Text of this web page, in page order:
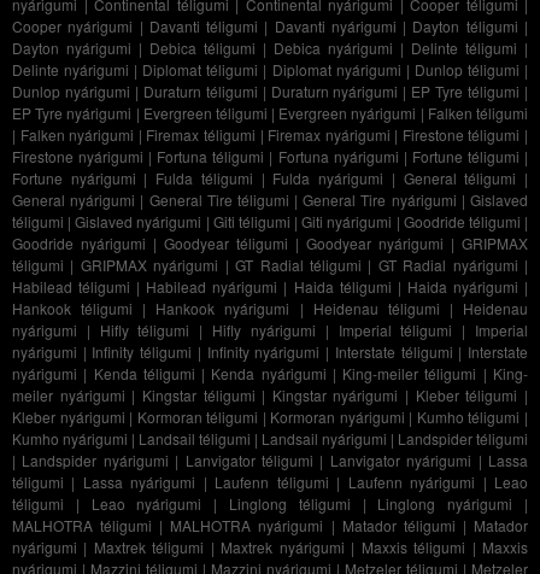
Cooper nyárigumi | Davanti téligumi | Davanti nyárigumi | Dayton téligumi |
Dayton nyárigumi | Debica téligumi | Debica nyárigumi | Delinte téligumi |
Delinte nyárigumi | Diplomat téligumi | Diplomat nyárigumi | Dunlop téligumi |
Dunlop nyárigumi | Duraturn téligumi | Duraturn nyárigumi | EP Tyre téligumi |
EP Tyre nyárigumi | Evergreen téligumi | Evergreen nyárigumi | Falken téligumi
| Falken nyárigumi | Firemax téligumi | Firemax nyárigumi | Firestone téligumi |
Firestone nyárigumi | Fortuna téligumi | Fortuna nyárigumi | Fortune téligumi |
Fortune nyárigumi | Fulda téligumi | Fulda nyárigumi | General téligumi |
General nyárigumi | General Tire téligumi |General Tire nyárigumi |Gislaved
téligumi |Gislaved nyárigumi | Giti téligumi |Giti nyárigumi | Goodride téligumi |
Goodride nyárigumi | Goodyear téligumi | Goodyear nyárigumi | GRIPMAX
téligumi | GRIPMAX nyárigumi |GT Radial téligumi | GT Radial nyárigumi |
Habilead téligumi | Habilead nyárigumi | Haida téligumi | Haida nyárigumi |
Hankook téligumi | Hankook nyárigumi | Heidenau téligumi | Heidenau
nyárigumi | Hifly téligumi | Hifly nyárigumi | Imperial téligumi | Imperial
nyárigumi | Infinity téligumi | Infinity nyárigumi | Interstate téligumi | Interstate
nyárigumi | Kenda téligumi | Kenda nyárigumi | King-meiler téligumi | King-
meiler nyárigumi | Kingstar téligumi | Kingstar nyárigumi | Kleber téligumi |
Kleber nyárigumi | Kormoran téligumi | Kormoran nyárigumi | Kumho téligumi |
Kumho nyárigumi | Landsail téligumi | Landsail nyárigumi | Landspider téligumi
| Landspider nyárigumi | Lanvigator téligumi | Lanvigator nyárigumi | Lassa
téligumi | Lassa nyárigumi | Laufenn téligumi | Laufenn nyárigumi | Leao
téligumi | Leao nyárigumi | Linglong téligumi | Linglong nyárigumi |
MALHOTRA téligumi | MALHOTRA nyárigumi | Matador téligumi | Matador
nyárigumi | Maxtrek téligumi | Maxtrek nyárigumi | Maxxis téligumi | Maxxis
nyárigumi | Mazzini téligumi | Mazzini nyárigumi | Metzeler téligumi | Metzeler